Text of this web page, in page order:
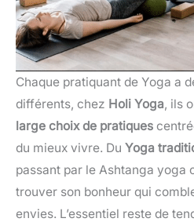
Chaque pratiquant de Yoga a
différents, chez Holi Yoga, ils
large choix de pratiques
du mieux vivre. Du Yoga
passant par le Ashtanga yoga
trouver son bonheur qui
envies. L’essentiel reste de